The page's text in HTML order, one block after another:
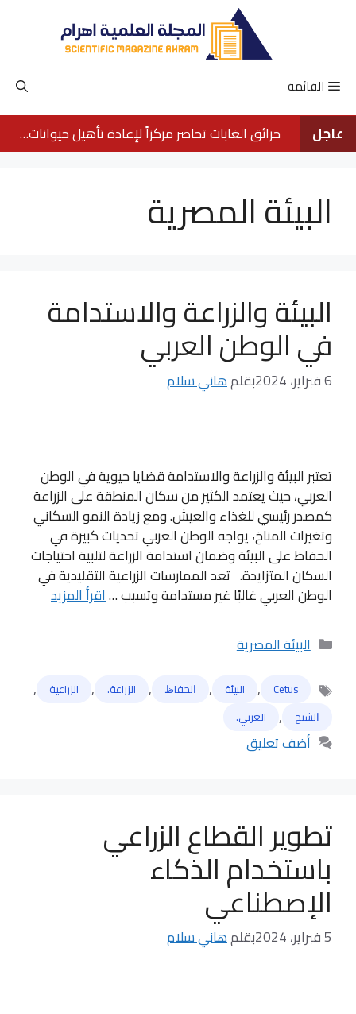
القائمة
عاجل حرائق الغابات تحاصر مركزاً لإعادة تأهيل حيوانات الأورانجوتان في بورنيو
البيئة المصرية
البيئة والزراعة والاستدامة
في الوطن العربي
6 فبراير، 2024 بقلمهاني سلام
تعتبر البيئة والزراعة والاستدامة قضايا حيوية في الوطن
العربي، حيث يعتمد الكثير من سكان المنطقة على الزراعة
كمصدر رئيسي للغذاء والعيش. ومع زيادة النمو السكاني
وتغيرات المناخ، يواجه الوطن العربي تحديات كبيرة في
الحفاظ على البيئة وضمان استدامة الزراعة لتلبية احتياجات
السكان المتزايدة. تعد الممارسات الزراعية التقليدية في
الوطن العربي غالبًا غير مستدامة وتسبب …اقرأ المزيد
التصنيفات
البيئة المصرية
الوسوم
Cetus
, البيئة , ﺍﻟﺤﻔﺎﻅ , الزراعة. , الزراعية ,
ﺍﻟﺸﻴﺦ , العربي.
أضف تعليق
تطوير القطاع الزراعي
باستخدام الذكاء
الإصطناعي
5 فبراير، 2024 بقلمهاني سلام